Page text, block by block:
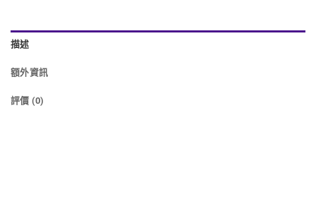
描述
額外資訊
評價 (0)